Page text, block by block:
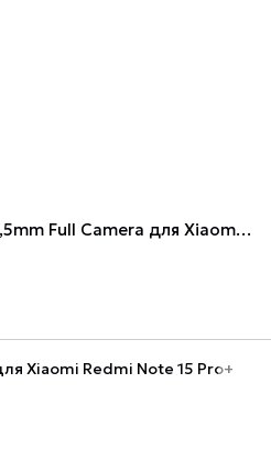
TPU чохол Transparent 1,5mm Full Camera для Xiaomi Redmi Note 15 Pro+ 5G Безбарвний (прозорий)